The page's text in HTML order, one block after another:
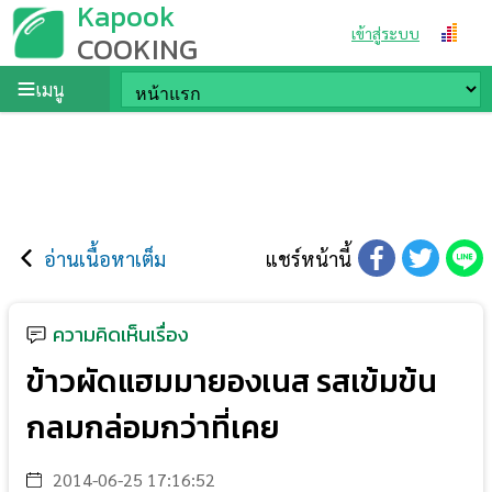
Kapook
COOKING เข้าสู่ระบบ
เมนู
อ่านเนื้อหาเต็ม แชร์หน้านี้
ความคิดเห็นเรื่อง
ข้าวผัดแฮมมายองเนส รสเข้มข้น
กลมกล่อมกว่าที่เคย
2014-06-25 17:16:52